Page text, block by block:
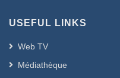
USEFUL LINKS
Web TV
Médiathèque